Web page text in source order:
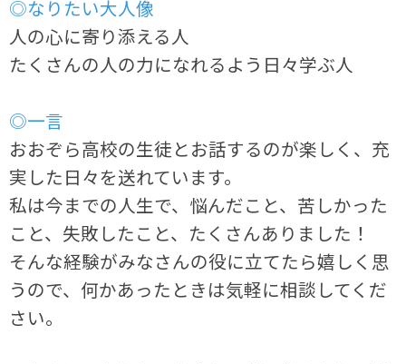
◎なりたい大人像
人の心に寄り添える人
たくさんの人の力になれるよう日々学ぶ人
◎一言
おおぞら高校の生徒とお話するのが楽しく、充
実した日々を送れています。
私は今までの人生で、悩んだこと、苦しかった
こと、失敗したこと、たくさんありました！
そんな経験がみなさんの役に立てたら嬉しく思
うので、何かあったときは気軽に相談してくだ
さい。